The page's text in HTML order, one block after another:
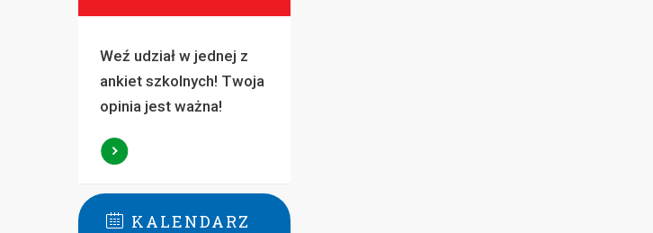
Weź udział w jednej z
ankiet szkolnych! Twoja
opinia jest ważna!
KALENDARZ